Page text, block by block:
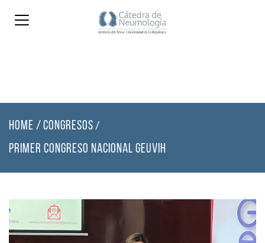
HOME / CONGRESOS /
PRIMER CONGRESO NACIONAL GEUVIH